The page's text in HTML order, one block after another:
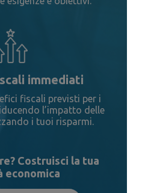
immediati
fiscali previsti per i
l’impatto delle
i tuoi risparmi.
Costruisci la tua
economica